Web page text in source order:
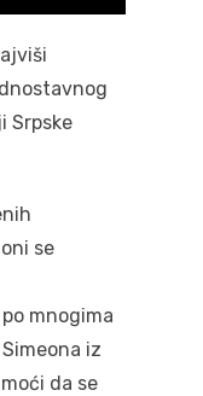
Srpske
se
mnogima
iz
da se